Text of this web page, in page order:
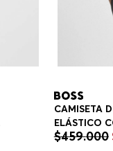
CAMISETA
ELÁSTICO
$459.000